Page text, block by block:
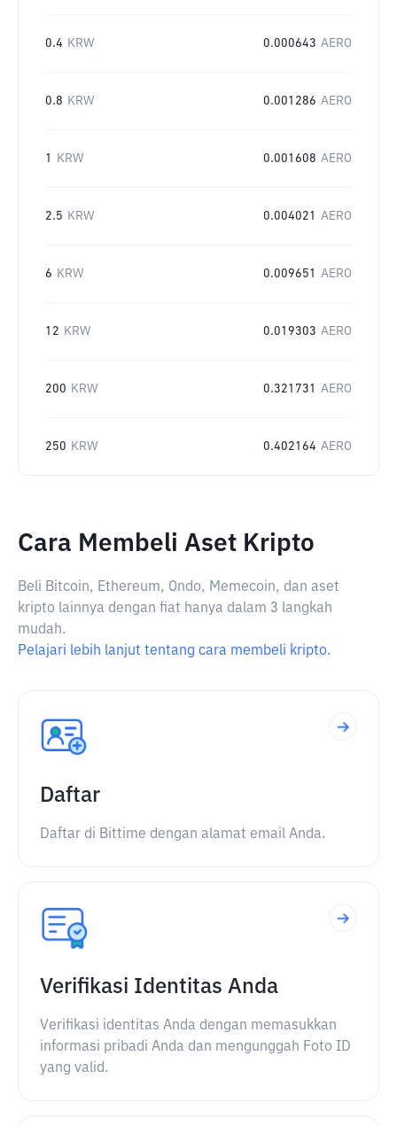
0.4 KRW 0.000643 AERO
0.8 KRW 0.001286 AERO
1 KRW 0.001608 AERO
2.5 KRW 0.004021 AERO
6 KRW 0.009651 AERO
12 KRW 0.019303 AERO
200 KRW 0.321731 AERO
250 KRW 0.402164 AERO
Cara Membeli Aset Kripto
Beli Bitcoin, Ethereum, Ondo, Memecoin, dan aset
kripto lainnya dengan fiat hanya dalam 3 langkah
mudah.
Pelajari lebih lanjut tentang cara membeli kripto.
Daftar
Daftar di Bittime dengan alamat email Anda.
Verifikasi Identitas Anda
Verifikasi identitas Anda dengan memasukkan
informasi pribadi Anda dan mengunggah Foto ID
yang valid.